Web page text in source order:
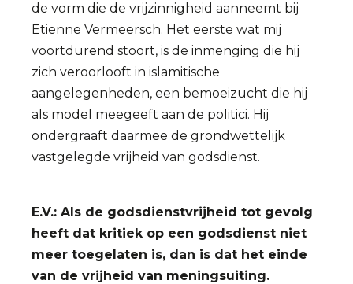
de vorm die de vrijzinnigheid aanneemt bij
Etienne Vermeersch. Het eerste wat mij
voortdurend stoort, is de inmenging die hij
zich veroorlooft in islamitische
aangelegenheden, een bemoeizucht die hij
als model meegeeft aan de politici. Hij
ondergraaft daarmee de grondwettelijk
vastgelegde vrijheid van godsdienst.
E.V.: Als de godsdienstvrijheid tot gevolg
heeft dat kritiek op een godsdienst niet
meer toegelaten is, dan is dat het einde
van de vrijheid van meningsuiting.